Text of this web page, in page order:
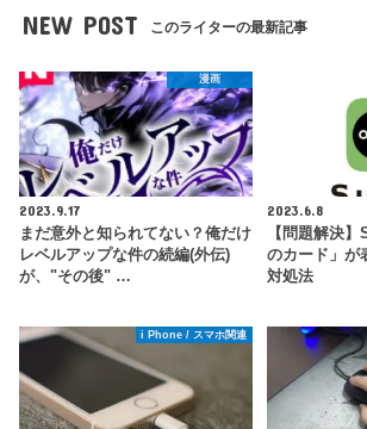
NEW POST このライターの最新記事
漫画
2023.9.17
まだ意外と知られてない？俺だけ
レベルアップな件の続編(外伝)
が、"その後" …
2023.6.8
【問題解決
のカード」が
対処法
i Phone / スマホ関連